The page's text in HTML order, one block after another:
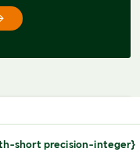
short precision-integer}